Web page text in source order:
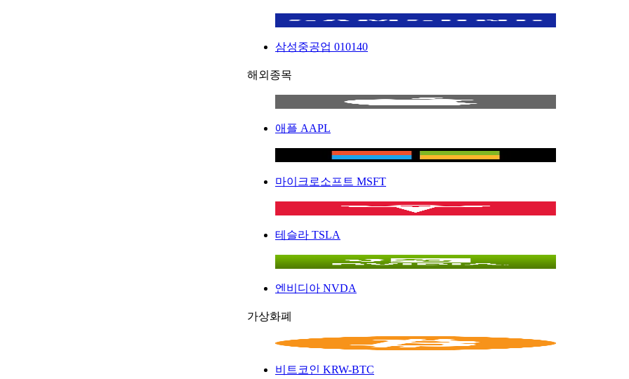
삼성중공업 010140
해외종목
애플 AAPL
마이크로소프트 MSFT
테슬라 TSLA
엔비디아 NVDA
가상화폐
비트코인 KRW-BTC